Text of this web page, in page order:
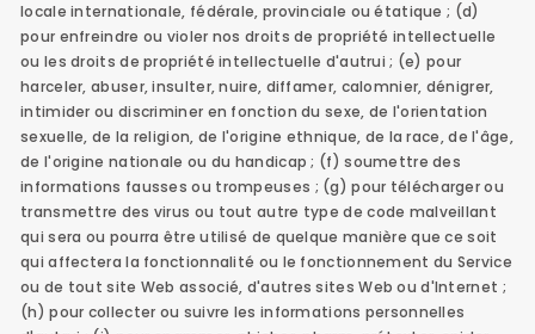
locale internationale, fédérale, provinciale ou étatique ; (d)
pour enfreindre ou violer nos droits de propriété intellectuelle
ou les droits de propriété intellectuelle d'autrui ; (e) pour
harceler, abuser, insulter, nuire, diffamer, calomnier, dénigrer,
intimider ou discriminer en fonction du sexe, de l'orientation
sexuelle, de la religion, de l'origine ethnique, de la race, de l'âge,
de l'origine nationale ou du handicap ; (f) soumettre des
informations fausses ou trompeuses ; (g) pour télécharger ou
transmettre des virus ou tout autre type de code malveillant
qui sera ou pourra être utilisé de quelque manière que ce soit
qui affectera la fonctionnalité ou le fonctionnement du Service
ou de tout site Web associé, d'autres sites Web ou d'Internet ;
(h) pour collecter ou suivre les informations personnelles